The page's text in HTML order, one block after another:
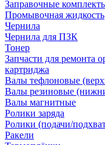
Заправочные
Промывочная жидкость
Чернила
Чернила для ПЗК
Тонер
Запчасти для ремонта
картриджа
Валы тефлоновые
Валы резиновые
Валы магнитные
Ролики заряда
Ролики (подачи/
Ракели